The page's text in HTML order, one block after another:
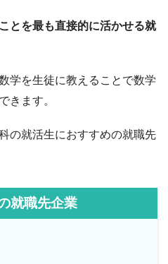
とを最も直接的に活かせる就
学を生徒に教えることで数学
きます。
の就活生におすすめの就職先
就職先企業